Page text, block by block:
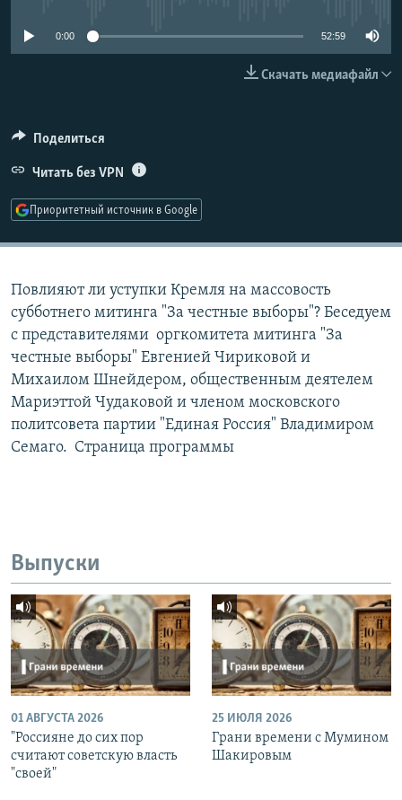
Все сайты РСЕ/РС
0:00 52:59
Скачать медиафайл
Поделиться
Читать без VPN
Приоритетный источник в Google
Повлияют ли уступки Кремля на массовость
субботнего митинга "За честные выборы"? Беседуем
с представителями оргкомитета митинга "За
честные выборы" Евгенией Чириковой и
Михаилом Шнейдером, общественным деятелем
Мариэттой Чудаковой и членом московского
политсовета партии "Единая Россия" Владимиром
Семаго. Страница программы
Выпуски
01 АВГУСТА 2026
"Россияне до сих пор
считают советскую власть
"своей"
25 ИЮЛЯ 2026
Грани времени с Мумином
Шакировым